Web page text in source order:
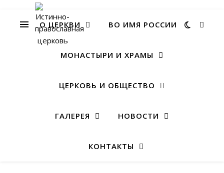
О ЦЕРКВИ ВО ИМЯ РОССИИ
МОНАСТЫРИ И ХРАМЫ
ЦЕРКОВЬ И ОБЩЕСТВО
ГАЛЕРЕЯ НОВОСТИ
КОНТАКТЫ